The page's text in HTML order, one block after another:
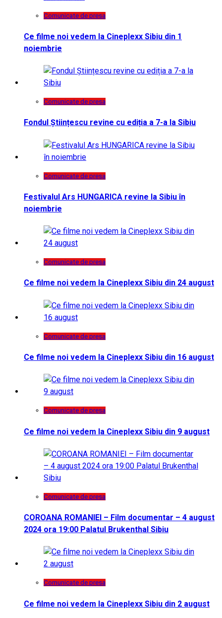
Comunicate de presa
Ce filme noi vedem la Cineplexx Sibiu din 1
noiembrie
Comunicate de presa
Fondul Științescu revine cu ediția a 7-a la Sibiu
Comunicate de presa
Festivalul Ars HUNGARICA revine la Sibiu în
noiembrie
Comunicate de presa
Ce filme noi vedem la Cineplexx Sibiu din 24 august
Comunicate de presa
Ce filme noi vedem la Cineplexx Sibiu din 16 august
Comunicate de presa
Ce filme noi vedem la Cineplexx Sibiu din 9 august
Comunicate de presa
COROANA ROMANIEI – Film documentar – 4 august
2024 ora 19:00 Palatul Brukenthal Sibiu
Comunicate de presa
Ce filme noi vedem la Cineplexx Sibiu din 2 august